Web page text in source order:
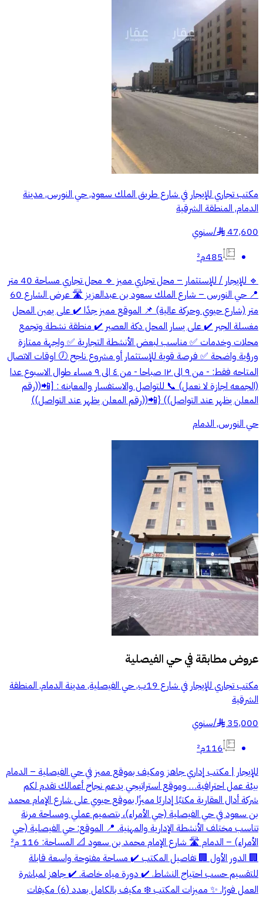
مكتب تجاري للإيجار في شارع طريق الملك سعود, حي النورس, مدينة
الدمام, المنطقة الشرقية
47,600
§
/سنوي
485م²
🔹 للإيجار / للإستثمار – محل تجاري مميز 🔹 محل تجاري مساحة 40 متر
📍 حي النورس – شارع الملك سعود بن عبدالعزيز 🛣️ عرض الشارع 60
متر (شارع حيوي وحركة عالية) 📌 الموقع مميز جدًا ✔️ على يمين المحل
مغسلة الجبر ✔️ على يسار المحل دكة العصير ✔️ منطقة نشطة وتجمع
محلات وخدمات ✅ مناسب لبعض الأنشطة التجارية ✅ واجهة ممتازة
ورؤية واضحة ✅ فرصة قوية للإستثمار أو مشروع ناجح 🕖 اوقات الاتصال
المتاحه فقط: - من ٩ الى ١٢ صباحا - من ٤ الى ٩ مساء طوال الاسبوع عدا
(الجمعه اجازة لا نعمل) 📞 للتواصل والاستفسار والمعاينه : [📲((رقم
المعلن يظهر عند التواصل)) {📲((رقم المعلن يظهر عند التواصل))
حي النورس, الدمام
عروض مطابقة فيحي الفيصلية
مكتب تجاري للإيجار في شارع 19ب, حي الفيصلية, مدينة الدمام, المنطقة
الشرقية
35,000
§
/سنوي
116م²
للإيجار | مكتب إداري جاهز ومكيف بموقع مميز في حي الفيصلية – الدمام
بيئة عمل احترافية… وموقع استراتيجي يدعم نجاح أعمالك تقدم لكم
شركة أدال العقارية مكتبًا إداريًا مميزًا بموقع حيوي على شارع الإمام محمد
بن سعود في حي الفيصلية (حي الأمراء)، بتصميم عملي ومساحة مرنة
تناسب مختلف الأنشطة الإدارية والمهنية. 📍 الموقع: حي الفيصلية (حي
الأمراء) – الدمام 🛣️ شارع الإمام محمد بن سعود 📐 المساحة: 116 م²
🏢 الدور الأول 🏢 تفاصيل المكتب ✔️ مساحة مفتوحة واسعة قابلة
للتقسيم حسب احتياج النشاط. ✔️ دورة مياه خاصة. ✔️ جاهز لمباشرة
العمل فورًا. ✨ مميزات المكتب ❄️ مكيف بالكامل بعدد (6) مكيفات